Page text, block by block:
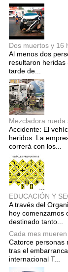
Dos muertos y 16
Al menos dos
resultaron
tarde de...
Mezcladora rueda
Accidente: El
heridos. La
correrá con los...
EDUCACIÓN Y
A través del
hoy comenzamos
destinado tanto...
Cada mes
Catorce personas
tras el
internacional T...